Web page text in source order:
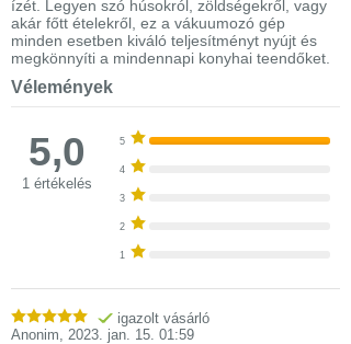
ízét. Legyen szó húsokról, zöldségekről, vagy
akár főtt ételekről, ez a vákuumozó gép
minden esetben kiváló teljesítményt nyújt és
megkönnyíti a mindennapi konyhai teendőket.
Vélemények
5,0
1 értékelés
5
4
3
2
1
igazolt vásárló
Anonim, 2023. jan. 15. 01:59